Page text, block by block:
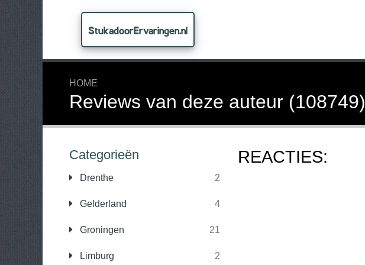
StukadoorErvaringen.nl
HOME
Reviews van deze auteur (108749)
Categorieën
Drenthe 2
Gelderland 4
Groningen 21
Limburg 2
REACTIES: